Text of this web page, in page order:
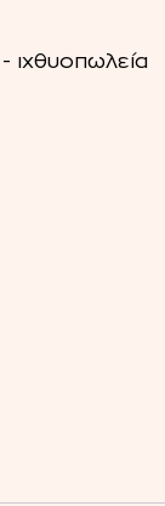
ιχθυοπωλεία